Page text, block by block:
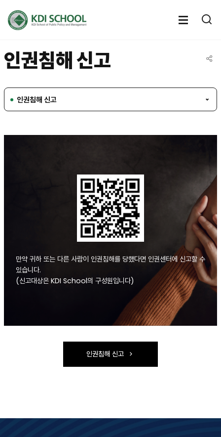
전체메
인권침해 신고
인권침해 신고
만약 귀하 또는 다른 사람이 인권침해를 당했다면 인권센터에 신고할 수
있습니다.
(신고대상은 KDI School의 구성원입니다)
인권침해 신고